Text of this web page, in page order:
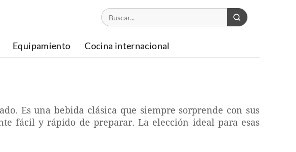
Equipamiento Cocina internacional
Es una bebida clásica que siempre sorprende con sus
fácil y rápido de preparar. La elección ideal para esas